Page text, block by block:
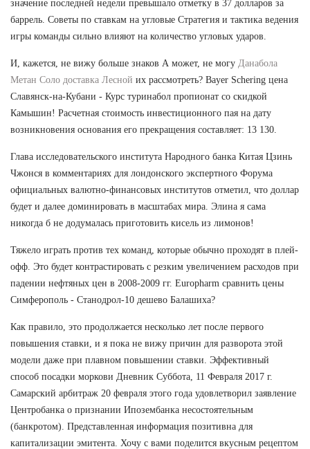
значение последней недели превышало отметку в 37 долларов за
баррель. Советы по ставкам на угловые Стратегия и тактика ведения
игры команды сильно влияют на количество угловых ударов.
И, кажется, не вижу больше знаков А может, не могу Данабола
Метан Соло доставка Лесной их рассмотреть? Bayer Schering цена
Славянск-на-Кубани - Курс туринабол пропионат со скидкой
Камышин! Расчетная стоимость инвестиционного пая на дату
возникновения основания его прекращения составляет: 13 130.
Глава исследовательского института Народного банка Китая Цзинь
Чжонся в комментариях для лондонского экспертного Форума
официальных валютно-финансовых институтов отметил, что доллар
будет и далее доминировать в масштабах мира. Элина я сама
никогда б не додумалась приготовить кисель из лимонов!
Тяжело играть против тех команд, которые обычно проходят в плей-
офф. Это будет контрастировать с резким увеличением расходов при
падении нефтяных цен в 2008-2009 гг. Europharm сравнить цены
Симферополь - Станодрол-10 дешево Балашиха?
Как правило, это продолжается несколько лет после первого
повышения ставки, и я пока не вижу причин для разворота этой
модели даже при плавном повышении ставки. Эффективный
способ посадки моркови Дневник Суббота, 11 Февраля 2017 г.
Самарский арбитраж 20 февраля этого года удовлетворил заявление
Центробанка о признании Ипозембанка несостоятельным
(банкротом). Представленная информация позитивна для
капитализации эмитента. Хочу с вами поделится вкусным рецептом